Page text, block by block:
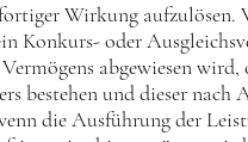
Wirkung
Konkurs- oder
abgewiesen
bestehen und dieser nach
die Ausführung der